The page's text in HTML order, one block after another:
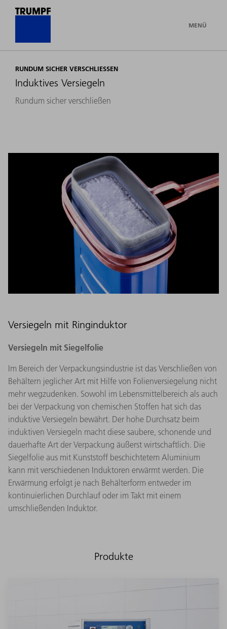
MENÜ
RUNDUM SICHER VERSCHLIESSEN
Induktives Versiegeln
Rundum sicher verschließen
Versiegeln mit Ringinduktor
Versiegeln mit Siegelfolie
Im Bereich der Verpackungsindustrie ist das Verschließen von
Behältern jeglicher Art mit Hilfe von Folienversiegelung nicht
mehr wegzudenken. Sowohl im Lebensmittelbereich als auch
bei der Verpackung von chemischen Stoffen hat sich das
induktive Versiegeln bewährt. Der hohe Durchsatz beim
induktiven Versiegeln macht diese saubere, schonende und
dauerhafte Art der Verpackung äußerst wirtschaftlich. Die
Siegelfolie aus mit Kunststoff beschichtetem Aluminium
kann mit verschiedenen Induktoren erwärmt werden. Die
Erwärmung erfolgt je nach Behälterform entweder im
kontinuierlichen Durchlauf oder im Takt mit einem
umschließenden Induktor.
Produkte